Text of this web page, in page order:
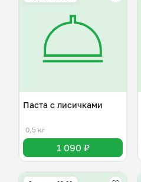
Паста с лисичками
0,5 кг
1 090 ₽